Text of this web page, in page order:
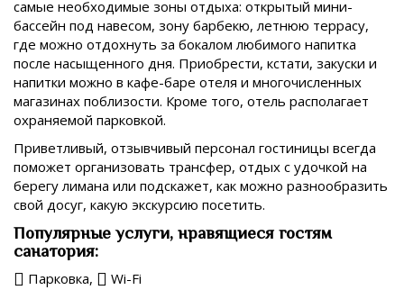
самые необходимые зоны отдыха: открытый мини-
бассейн под навесом, зону барбекю, летнюю террасу,
где можно отдохнуть за бокалом любимого напитка
после насыщенного дня. Приобрести, кстати, закуски и
напитки можно в кафе-баре отеля и многочисленных
магазинах поблизости. Кроме того, отель располагает
охраняемой парковкой.
Приветливый, отзывчивый персонал гостиницы всегда
поможет организовать трансфер, отдых с удочкой на
берегу лимана или подскажет, как можно разнообразить
свой досуг, какую экскурсию посетить.
Популярные услуги, нравящиеся гостям
санатория:
Парковка, Wi-Fi